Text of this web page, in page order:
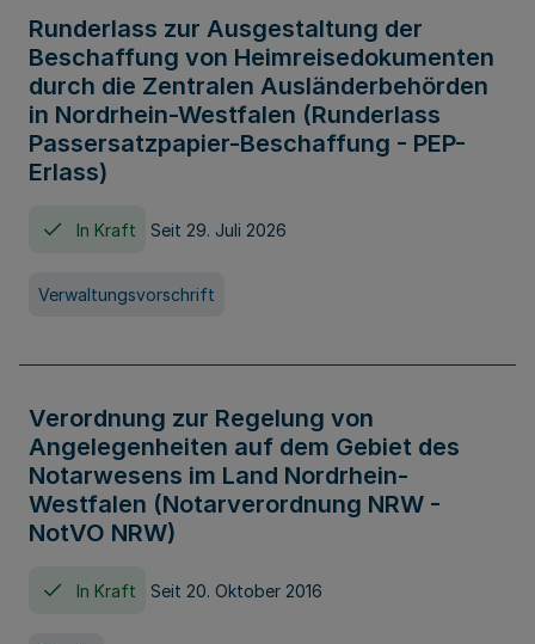
Runderlass zur Ausgestaltung der
Beschaffung von Heimreisedokumenten
durch die Zentralen Ausländerbehörden
in Nordrhein-Westfalen (Runderlass
Passersatzpapier-Beschaffung - PEP-
Erlass)
In Kraft Seit 29. Juli 2026
Verwaltungsvorschrift
Verordnung zur Regelung von
Angelegenheiten auf dem Gebiet des
Notarwesens im Land Nordrhein-
Westfalen (Notarverordnung NRW -
NotVO NRW)
In Kraft Seit 20. Oktober 2016